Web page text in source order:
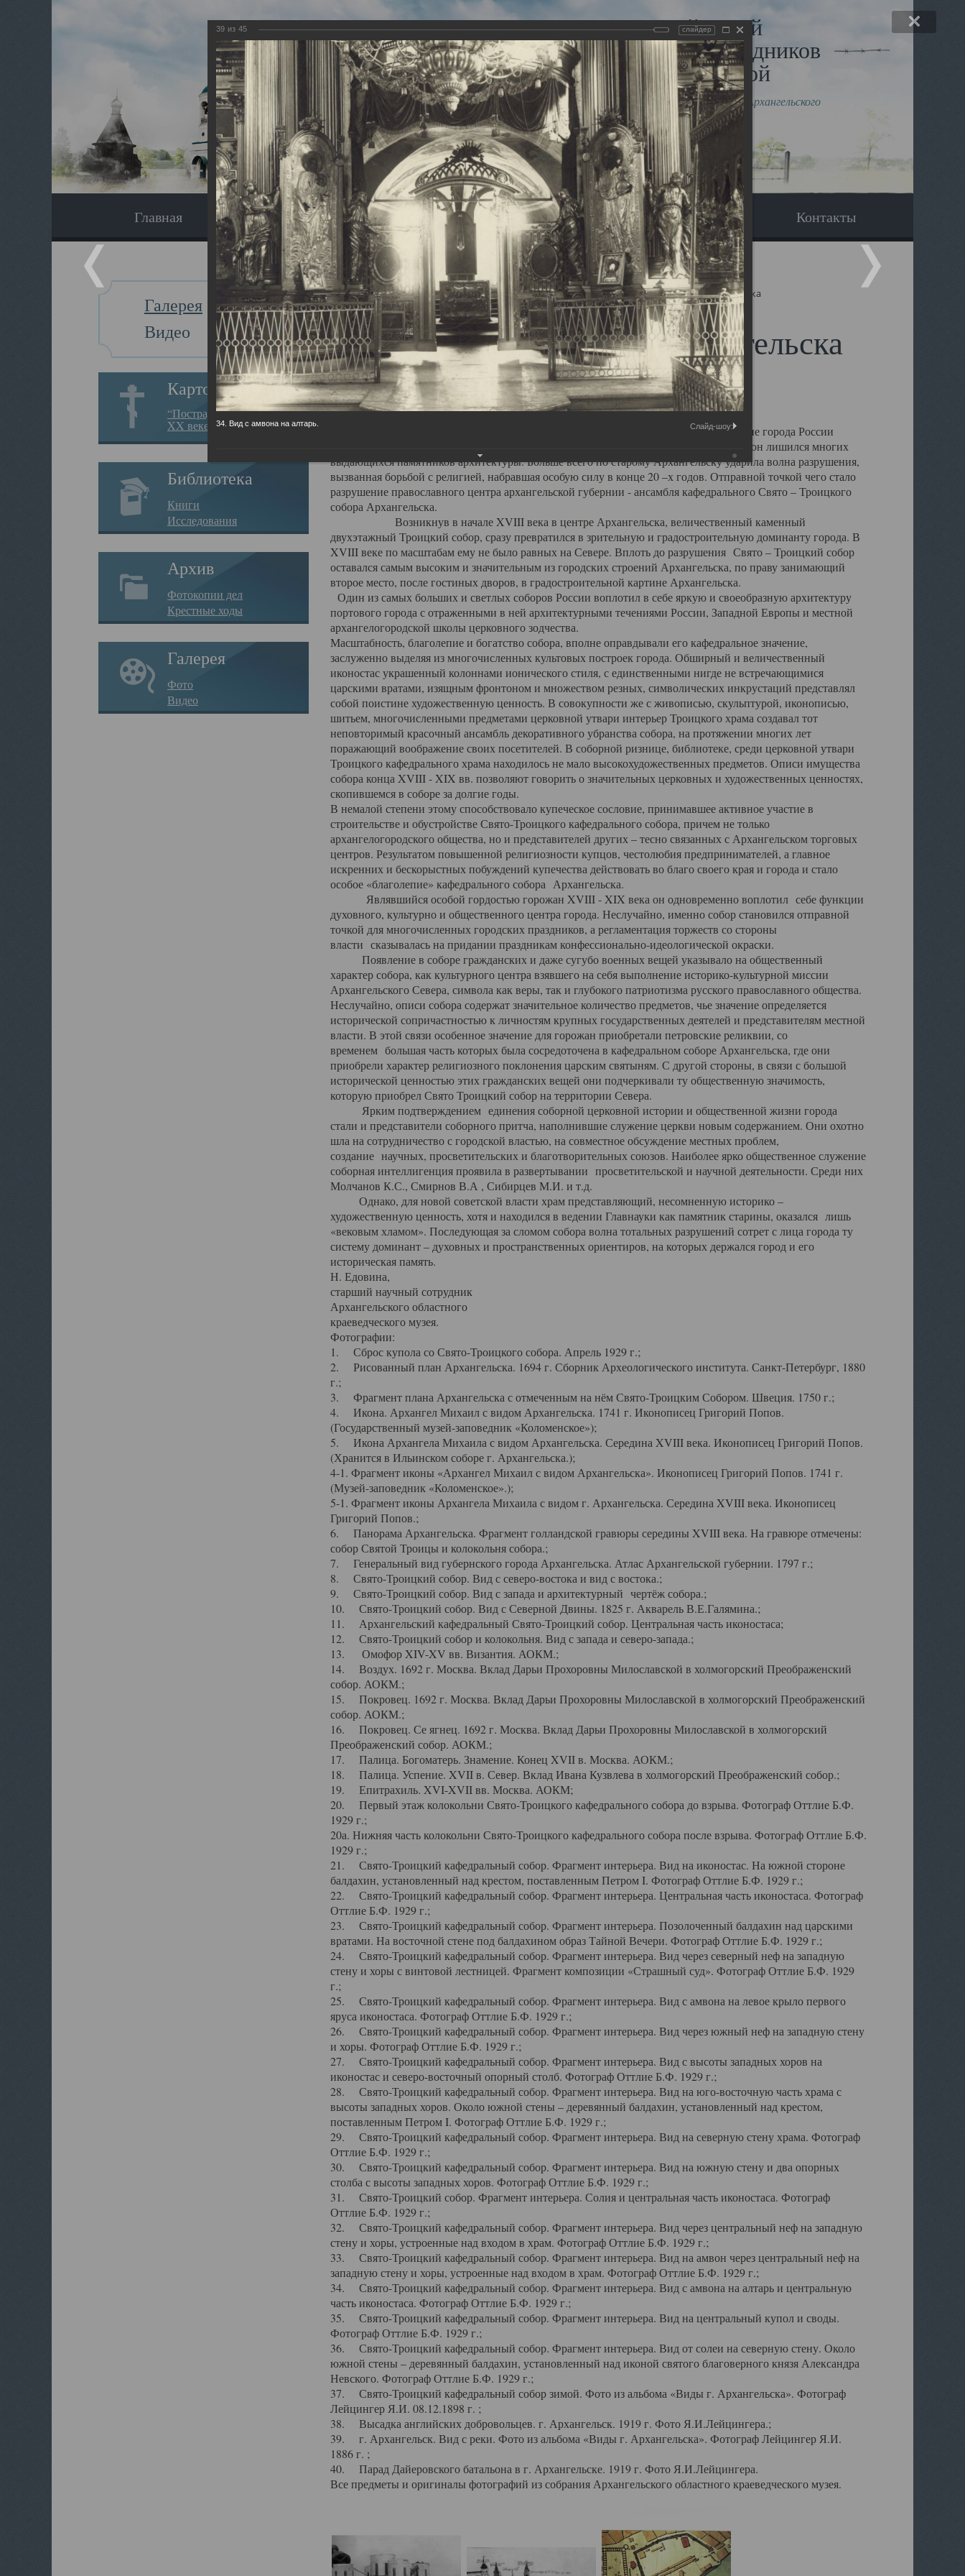
Виртуальный музей
Новомучеников и исповедников
Земли Архангельской
Сайт создан по благословлению митрополита Архангельского
и Холмогорского Даниила
Главная Экскурсия Наследники Галерея Вопрос-ответ Контакты
Галерея
Видео
Картотека
“Пострадавшие за веру в
XX веке на Севере”
Библиотека
Книги
Исследования
Архив
Фотокопии дел
Крестные ходы
Галерея
Фото
Видео
Главная Галерея Храмы-мученики Архангельска Свято-Троицкий собор Архангельска
Свято-Троицкий собор Архангельска
Свято-Троицкий собор Архангельска
23.12.2015
Сегодня мы можем говорить, что Архангельск в большей мере, чем другие губернские города России
пострадал от целенаправленных систематических разрушений, в результате которых он лишился многих
выдающихся памятников архитектуры. Больше всего по старому Архангельску ударила волна разрушения,
вызванная борьбой с религией, набравшая особую силу в конце 20 –х годов. Отправной точкой чего стало
разрушение православного центра архангельской губернии - ансамбля кафедрального Свято – Троицкого
собора Архангельска.
Возникнув в начале XVIII века в центре Архангельска, величественный каменный
двухэтажный Троицкий собор, сразу превратился в зрительную и градостроительную доминанту города. В
XVIII веке по масштабам ему не было равных на Севере. Вплоть до разрушения Свято – Троицкий собор
оставался самым высоким и значительным из городских строений Архангельска, по праву занимающий
второе место, после гостиных дворов, в градостроительной картине Архангельска.
Один из самых больших и светлых соборов России воплотил в себе яркую и своеобразную архитектуру
портового города с отраженными в ней архитектурными течениями России, Западной Европы и местной
архангелогородской школы церковного зодчества.
Масштабность, благолепие и богатство собора, вполне оправдывали его кафедральное значение,
заслуженно выделяя из многочисленных культовых построек города. Обширный и величественный
иконостас украшенный колоннами ионического стиля, с единственными нигде не встречающимися
царскими вратами, изящным фронтоном и множеством резных, символических инкрустаций представлял
собой поистине художественную ценность. В совокупности же с живописью, скульптурой, иконописью,
шитьем, многочисленными предметами церковной утвари интерьер Троицкого храма создавал тот
неповторимый красочный ансамбль декоративного убранства собора, на протяжении многих лет
поражающий воображение своих посетителей. В соборной ризнице, библиотеке, среди церковной утвари
Троицкого кафедрального храма находилось не мало высокохудожественных предметов. Описи имущества
собора конца XVIII - XIX вв. позволяют говорить о значительных церковных и художественных ценностях,
скопившемся в соборе за долгие годы.
В немалой степени этому способствовало купеческое сословие, принимавшее активное участие в
строительстве и обустройстве Свято-Троицкого кафедрального собора, причем не только
архангелогородского общества, но и представителей других – тесно связанных с Архангельском торговых
центров. Результатом повышенной религиозности купцов, честолюбия предпринимателей, а главное
искренних и бескорыстных побуждений купечества действовать во благо своего края и города и стало
особое «благолепие» кафедрального собора Архангельска.
Являвшийся особой гордостью горожан XVIII - XIX века он одновременно воплотил себе функции
духовного, культурно и общественного центра города. Неслучайно, именно собор становился отправной
точкой для многочисленных городских праздников, а регламентация торжеств со стороны
власти сказывалась на придании праздникам конфессионально-идеологической окраски.
Появление в соборе гражданских и даже сугубо военных вещей указывало на общественный
характер собора, как культурного центра взявшего на себя выполнение историко-культурной миссии
Архангельского Севера, символа как веры, так и глубокого патриотизма русского православного общества.
Неслучайно, описи собора содержат значительное количество предметов, чье значение определяется
исторической сопричастностью к личностям крупных государственных деятелей и представителям местной
власти. В этой связи особенное значение для горожан приобретали петровские реликвии, со
временем большая часть которых была сосредоточена в кафедральном соборе Архангельска, где они
приобрели характер религиозного поклонения царским святыням. С другой стороны, в связи с большой
исторической ценностью этих гражданских вещей они подчеркивали ту общественную значимость,
которую приобрел Свято Троицкий собор на территории Севера.
Ярким подтверждением единения соборной церковной истории и общественной жизни города
стали и представители соборного притча, наполнившие служение церкви новым содержанием. Они охотно
шла на сотрудничество с городской властью, на совместное обсуждение местных проблем,
создание научных, просветительских и благотворительных союзов. Наиболее ярко общественное служение
соборная интеллигенция проявила в развертывании просветительской и научной деятельности. Среди них
Молчанов К.С., Смирнов В.А , Сибирцев М.И. и т.д.
Однако, для новой советской власти храм представляющий, несомненную историко –
художественную ценность, хотя и находился в ведении Главнауки как памятник старины, оказался лишь
«вековым хламом». Последующая за сломом собора волна тотальных разрушений сотрет с лица города ту
систему доминант – духовных и пространственных ориентиров, на которых держался город и его
историческая память.
Н. Едовина,
старший научный сотрудник
Архангельского областного
краеведческого музея.
Фотографии:
1. Сброс купола со Свято-Троицкого собора. Апрель 1929 г.;
2. Рисованный план Архангельска. 1694 г. Сборник Археологического института. Санкт-Петербург, 1880
г.;
3. Фрагмент плана Архангельска с отмеченным на нём Свято-Троицким Собором. Швеция. 1750 г.;
4. Икона. Архангел Михаил с видом Архангельска. 1741 г. Иконописец Григорий Попов.
(Государственный музей-заповедник «Коломенское»);
5. Икона Архангела Михаила с видом Архангельска. Середина XVIII века. Иконописец Григорий Попов.
(Хранится в Ильинском соборе г. Архангельска.);
4-1. Фрагмент иконы «Архангел Михаил с видом Архангельска». Иконописец Григорий Попов. 1741 г.
(Музей-заповедник «Коломенское».);
5-1. Фрагмент иконы Архангела Михаила с видом г. Архангельска. Середина XVIII века. Иконописец
Григорий Попов.;
6. Панорама Архангельска. Фрагмент голландской гравюры середины XVIII века. На гравюре отмечены:
собор Святой Троицы и колокольня собора.;
7. Генеральный вид губернского города Архангельска. Атлас Архангельской губернии. 1797 г.;
8. Свято-Троицкий собор. Вид с северо-востока и вид с востока.;
9. Свято-Троицкий собор. Вид с запада и архитектурный чертёж собора.;
10. Свято-Троицкий собор. Вид с Северной Двины. 1825 г. Акварель В.Е.Галямина.;
11. Архангельский кафедральный Свято-Троицкий собор. Центральная часть иконостаса;
12. Свято-Троицкий собор и колокольня. Вид с запада и северо-запада.;
13. Омофор XIV-XV вв. Византия. АОКМ.;
14. Воздух. 1692 г. Москва. Вклад Дарьи Прохоровны Милославской в холмогорский Преображенский
собор. АОКМ.;
15. Покровец. 1692 г. Москва. Вклад Дарьи Прохоровны Милославской в холмогорский Преображенский
собор. АОКМ.;
16. Покровец. Се ягнец. 1692 г. Москва. Вклад Дарьи Прохоровны Милославской в холмогорский
Преображенский собор. АОКМ.;
17. Палица. Богоматерь. Знамение. Конец XVII в. Москва. АОКМ.;
18. Палица. Успение. XVII в. Север. Вклад Ивана Кузвлева в холмогорский Преображенский собор.;
19. Епитрахиль. XVI-XVII вв. Москва. АОКМ;
20. Первый этаж колокольни Свято-Троицкого кафедрального собора до взрыва. Фотограф Оттлие Б.Ф.
1929 г.;
20а. Нижняя часть колокольни Свято-Троицкого кафедрального собора после взрыва. Фотограф Оттлие Б.Ф.
1929 г.;
21. Свято-Троицкий кафедральный собор. Фрагмент интерьера. Вид на иконостас. На южной стороне
балдахин, установленный над крестом, поставленным Петром I. Фотограф Оттлие Б.Ф. 1929 г.;
22. Свято-Троицкий кафедральный собор. Фрагмент интерьера. Центральная часть иконостаса. Фотограф
Оттлие Б.Ф. 1929 г.;
23. Свято-Троицкий кафедральный собор. Фрагмент интерьера. Позолоченный балдахин над царскими
вратами. На восточной стене под балдахином образ Тайной Вечери. Фотограф Оттлие Б.Ф. 1929 г.;
24. Свято-Троицкий кафедральный собор. Фрагмент интерьера. Вид через северный неф на западную
стену и хоры с винтовой лестницей. Фрагмент композиции «Страшный суд». Фотограф Оттлие Б.Ф. 1929
г.;
25. Свято-Троицкий кафедральный собор. Фрагмент интерьера. Вид с амвона на левое крыло первого
яруса иконостаса. Фотограф Оттлие Б.Ф. 1929 г.;
26. Свято-Троицкий кафедральный собор. Фрагмент интерьера. Вид через южный неф на западную стену
и хоры. Фотограф Оттлие Б.Ф. 1929 г.;
27. Свято-Троицкий кафедральный собор. Фрагмент интерьера. Вид с высоты западных хоров на
иконостас и северо-восточный опорный столб. Фотограф Оттлие Б.Ф. 1929 г.;
28. Свято-Троицкий кафедральный собор. Фрагмент интерьера. Вид на юго-восточную часть храма с
высоты западных хоров. Около южной стены – деревянный балдахин, установленный над крестом,
поставленным Петром I. Фотограф Оттлие Б.Ф. 1929 г.;
29. Свято-Троицкий кафедральный собор. Фрагмент интерьера. Вид на северную стену храма. Фотограф
Оттлие Б.Ф. 1929 г.;
30. Свято-Троицкий кафедральный собор. Фрагмент интерьера. Вид на южную стену и два опорных
столба с высоты западных хоров. Фотограф Оттлие Б.Ф. 1929 г.;
31. Свято-Троицкий собор. Фрагмент интерьера. Солия и центральная часть иконостаса. Фотограф
Оттлие Б.Ф. 1929 г.;
32. Свято-Троицкий кафедральный собор. Фрагмент интерьера. Вид через центральный неф на западную
стену и хоры, устроенные над входом в храм. Фотограф Оттлие Б.Ф. 1929 г.;
33. Свято-Троицкий кафедральный собор. Фрагмент интерьера. Вид на амвон через центральный неф на
западную стену и хоры, устроенные над входом в храм. Фотограф Оттлие Б.Ф. 1929 г.;
34. Свято-Троицкий кафедральный собор. Фрагмент интерьера. Вид с амвона на алтарь и центральную
часть иконостаса. Фотограф Оттлие Б.Ф. 1929 г.;
35. Свято-Троицкий кафедральный собор. Фрагмент интерьера. Вид на центральный купол и своды.
Фотограф Оттлие Б.Ф. 1929 г.;
36. Свято-Троицкий кафедральный собор. Фрагмент интерьера. Вид от солеи на северную стену. Около
южной стены – деревянный балдахин, установленный над иконой святого благоверного князя Александра
Невского. Фотограф Оттлие Б.Ф. 1929 г.;
37. Свято-Троицкий кафедральный собор зимой. Фото из альбома «Виды г. Архангельска». Фотограф
Лейцингер Я.И. 08.12.1898 г. ;
38. Высадка английских добровольцев. г. Архангельск. 1919 г. Фото Я.И.Лейцингера.;
39. г. Архангельск. Вид с реки. Фото из альбома «Виды г. Архангельска». Фотограф Лейцингер Я.И.
1886 г. ;
40. Парад Дайеровского батальона в г. Архангельске. 1919 г. Фото Я.И.Лейцингера.
Все предметы и оригиналы фотографий из собрания Архангельского областного краеведческого музея.
39 из 45 слайдер
34. Вид с амвона на алтарь. Слайд-шоу: